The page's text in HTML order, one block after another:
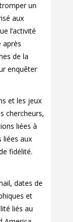
un
aux
l’activité
après
de la
enquêter
et les jeux
chercheurs,
liées à
liées aux
fidélité.
dates de
et
liés au